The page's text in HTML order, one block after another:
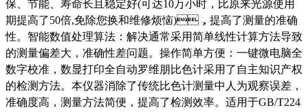
保、节能、寿命长且稳定好(可达10万小时，比原来光源使用
期提高了50倍,免除您换和维修烦恼)， 提高了测量的准确
性。智能数值处理算法：解决通常采用简单线性计算方法导致
的测量偏差大，准确性差问题。操作简单方便：一键微电脑全
数字校准， 数显打印全自动罗维朋比色计采用了自主知识产权
的检测方法。本仪器消除了传统比色计测量中人为观察误差，
准确度高，测量方法简便，提高了检测效率。 适用于GB/T224